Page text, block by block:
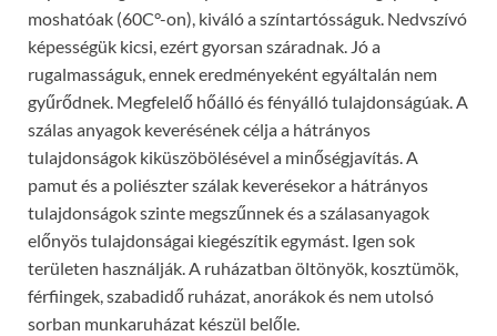
moshatóak (60C°-on), kiváló a színtartósságuk. Nedvszívó
képességük kicsi, ezért gyorsan száradnak. Jó a
rugalmasságuk, ennek eredményeként egyáltalán nem
gyűrődnek. Megfelelő hőálló és fényálló tulajdonságúak. A
szálas anyagok keverésének célja a hátrányos
tulajdonságok kiküszöbölésével a minőségjavítás. A
pamut és a poliészter szálak keverésekor a hátrányos
tulajdonságok szinte megszűnnek és a szálasanyagok
előnyös tulajdonságai kiegészítik egymást. Igen sok
területen használják. A ruházatban öltönyök, kosztümök,
férfiingek, szabadidő ruházat, anorákok és nem utolsó
sorban munkaruházat készül belőle.